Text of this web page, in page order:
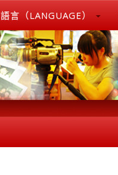
語言（LANGUAGE）